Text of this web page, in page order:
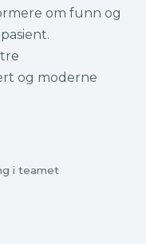
om funn og
og moderne
i teamet